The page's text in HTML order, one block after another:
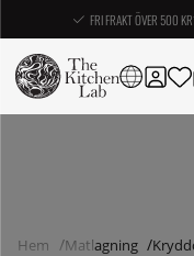
FRI FRAKT ÖVER 500
Hem Matlagning